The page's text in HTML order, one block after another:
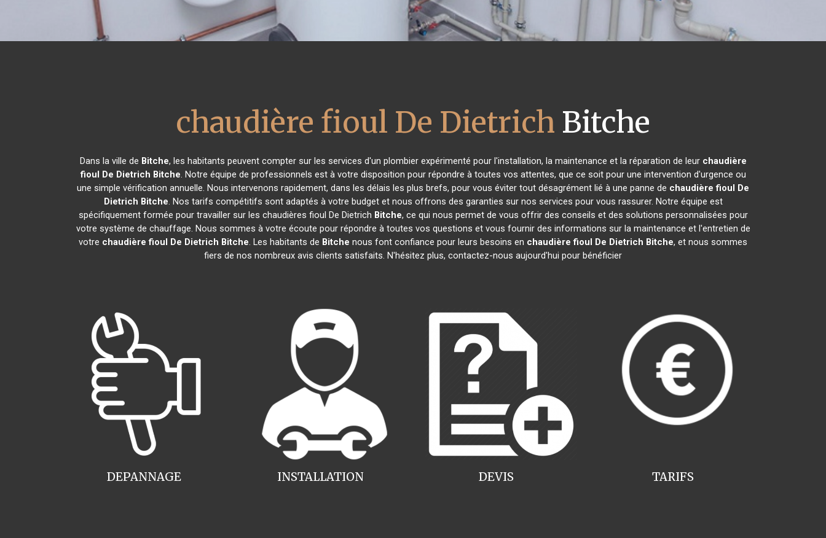
chaudière fioul De Dietrich Bitche
Dans la ville de Bitche, les habitants peuvent compter sur les services d'un plombier expérimenté pour l'installation, la maintenance et la réparation de leur chaudière
fioul De Dietrich Bitche. Notre équipe de professionnels est à votre disposition pour répondre à toutes vos attentes, que ce soit pour une intervention d'urgence ou
une simple vérification annuelle. Nous intervenons rapidement, dans les délais les plus brefs, pour vous éviter tout désagrément lié à une panne de chaudière fioul De
Dietrich Bitche. Nos tarifs compétitifs sont adaptés à votre budget et nous offrons des garanties sur nos services pour vous rassurer. Notre équipe est
spécifiquement formée pour travailler sur les chaudières fioul De Dietrich Bitche, ce qui nous permet de vous offrir des conseils et des solutions personnalisées pour
votre système de chauffage. Nous sommes à votre écoute pour répondre à toutes vos questions et vous fournir des informations sur la maintenance et l'entretien de
votre chaudière fioul De Dietrich Bitche. Les habitants de Bitche nous font confiance pour leurs besoins en chaudière fioul De Dietrich Bitche, et nous sommes
fiers de nos nombreux avis clients satisfaits. N'hésitez plus, contactez-nous aujourd'hui pour bénéficier
INSTALLATION
DEPANNAGE TARIFS
DEVIS